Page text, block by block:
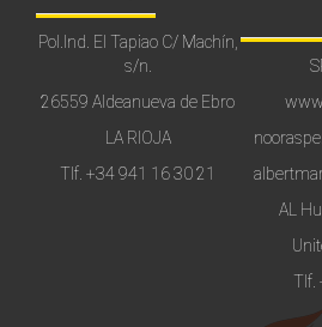
Pol.Ind. El Tapiao C/ Machín,
s/n.
26559 Aldeanueva de Ebro
LA RIOJA
Tlf.+34 941 16 30 21
AL
Tlf.